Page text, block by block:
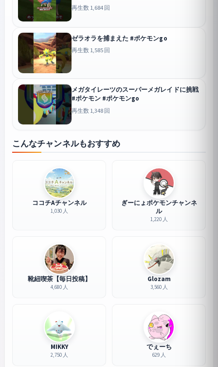
再生数 1,684 回
ゼラオラを捕まえた #ポケモンgo
再生数 1,585 回
メガタイレーツのスーパーメガレイドに挑戦
#ポケモン #ポケモンgo
再生数 1,348 回
こんなチャンネルもおすすめ
ココチAチャンネル
1,030 人
ぎーにょポケモンチャンネ
ル
1,220 人
靴紐喫茶【毎日投稿】
4,680 人
Glozam
3,560 人
MIKKY
2,750 人
でぇーち
629 人